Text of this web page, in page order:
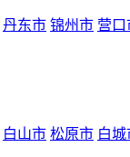
丹东市 锦州市 营口
白山市 松原市 白城